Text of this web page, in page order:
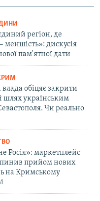
регіон, де
меншість»: дискусія
пам'ятної дати
влада обіцяє закрити
шлях українським
Чи реально
Росія»: маркетплейс
прийом нових
на Кримському